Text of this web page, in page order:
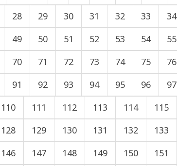
28 29 30 31 32 33 34
49 50 51 52 53 54 55
70 71 72 73 74 75 76
91 92 93 94 95 96 97
110 111 112 113 114 115
128 129 130 131 132 133
146 147 148 149 150 151